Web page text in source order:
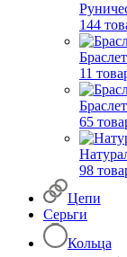
144
11
65
98
Цепи
Серьги
Кольца